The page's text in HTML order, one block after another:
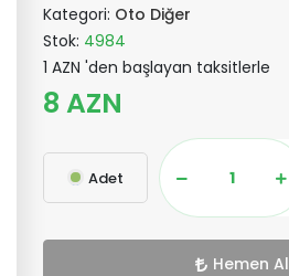
Kategori: Oto Diğer
Stok: 4984
1 AZN 'den başlayan taksitlerle
8 AZN
Adet
Hemen Al